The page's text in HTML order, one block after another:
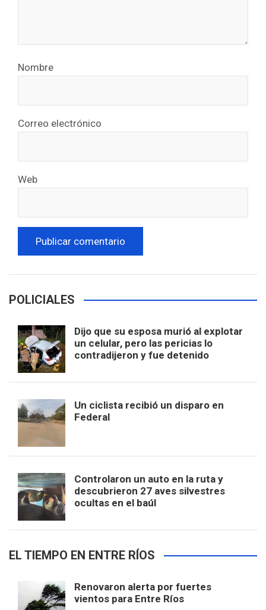
Nombre
Correo electrónico
Web
POLICIALES
Dijo que su esposa murió al explotar
un celular, pero las pericias lo
contradijeron y fue detenido
Un ciclista recibió un disparo en
Federal
Controlaron un auto en la ruta y
descubrieron 27 aves silvestres
ocultas en el baúl
EL TIEMPO EN ENTRE RÍOS
Renovaron alerta por fuertes
vientos para Entre Ríos